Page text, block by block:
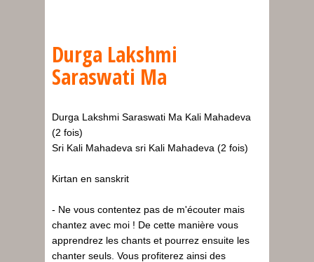
Durga Lakshmi
Saraswati Ma
Durga Lakshmi Saraswati Ma Kali Mahadeva
(2 fois)
Sri Kali Mahadeva sri Kali Mahadeva (2 fois)
Kirtan en sanskrit
- Ne vous contentez pas de m'écouter mais
chantez avec moi ! De cette manière vous
apprendrez les chants et pourrez ensuite les
chanter seuls. Vous profiterez ainsi des